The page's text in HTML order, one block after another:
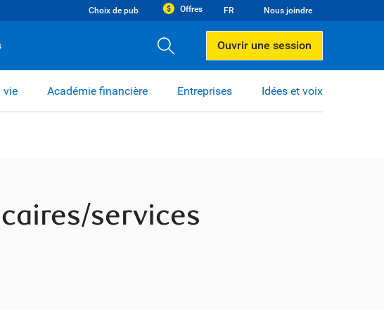
Choix de pub Offres FR Nous joindre
Ouvrir une session
vie Académie financière Entreprises Idées et voix
services